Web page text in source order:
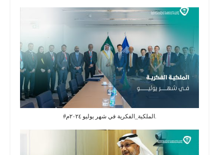
#الملكية_الفكرية في شهر يوليو ٢٠٢٤م.